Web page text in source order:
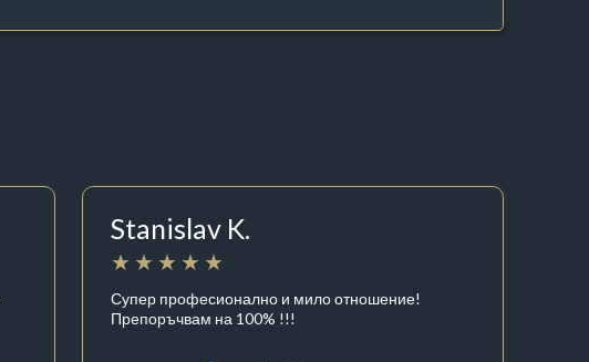
Stanislav K.
Супер професионално и мило отношение!
Препоръчвам на 100% !!!